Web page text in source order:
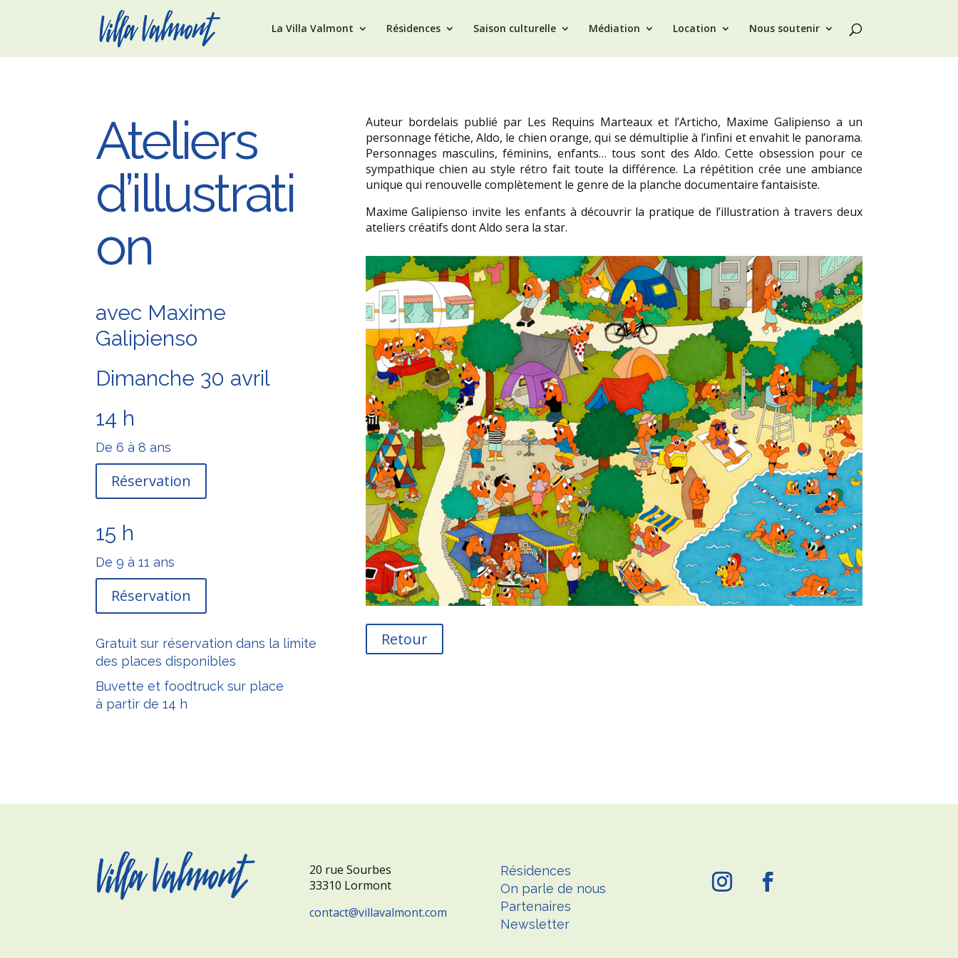
La Villa Valmont Résidences Saison culturelle Médiation Location Nous soutenir
Ateliers
d’illustrati
on
avec Maxime
Galipienso
Dimanche 30 avril
14 h
De 6 à 8 ans
Réservation
15 h
De 9 à 11 ans
Réservation
Gratuit sur réservation dans la limite
des places disponibles
Buvette et foodtruck sur place
à partir de 14 h
Auteur bordelais publié par Les Requins Marteaux et l’Articho, Maxime Galipienso a un
personnage fétiche, Aldo, le chien orange, qui se démultiplie à l’infini et envahit le panorama.
Personnages masculins, féminins, enfants… tous sont des Aldo. Cette obsession pour ce
sympathique chien au style rétro fait toute la différence. La répétition crée une ambiance
unique qui renouvelle complètement le genre de la planche documentaire fantaisiste.
Maxime Galipienso invite les enfants à découvrir la pratique de l’illustration à travers deux
ateliers créatifs dont Aldo sera la star.
Retour
20 rue Sourbes
33310 Lormont
contact
villavalmont.com
Résidences
On parle de nous
Partenaires
Newsletter